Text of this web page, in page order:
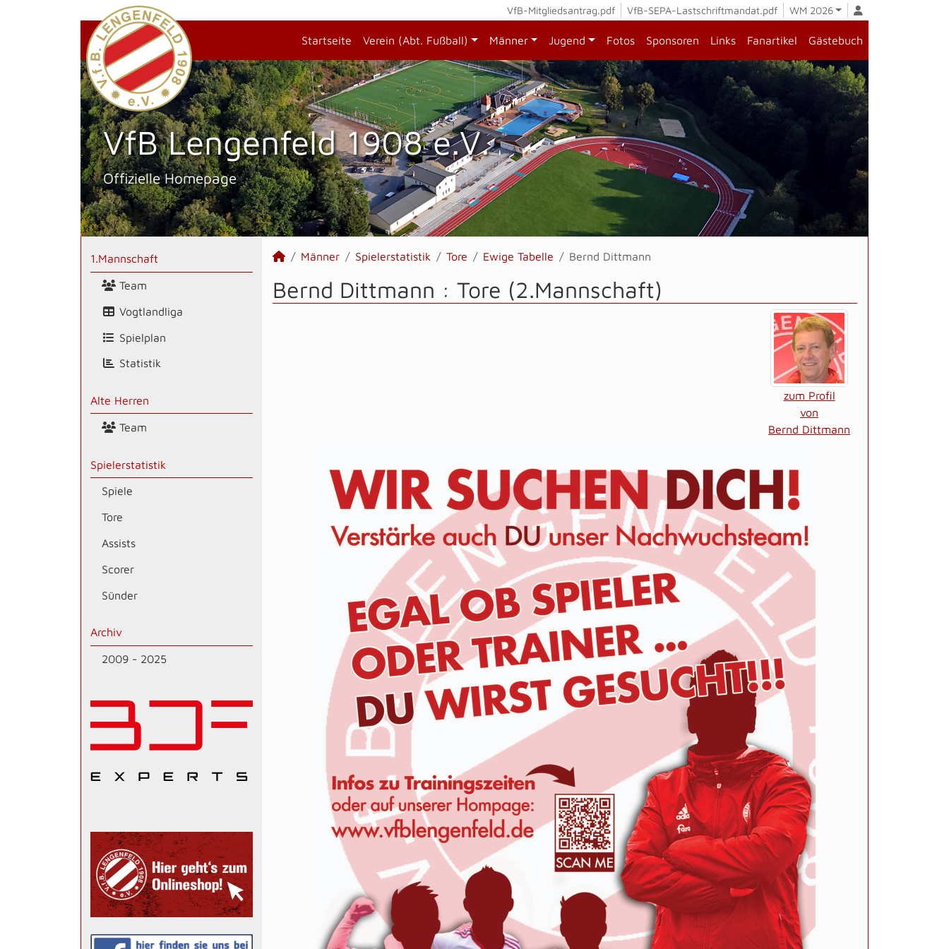
VfB-Mitgliedsantrag.pdf VfB-SEPA-Lastschriftmandat.pdf WM 2026
Startseite Verein (Abt. Fußball) Männer Jugend Fotos Sponsoren Links Fanartikel Gästebuch
VfB Lengenfeld 1908 e.V.
Offizielle Homepage
1.Mannschaft
Team
Vogtlandliga
Spielplan
Statistik
Alte Herren
Team
Spielerstatistik
Spiele
Tore
Assists
Scorer
Sünder
Archiv
2009 - 2025
Männer Spielerstatistik Tore Ewige Tabelle Bernd Dittmann
Bernd Dittmann : Tore (2.Mannschaft)
zum Profil
von
Bernd Dittmann